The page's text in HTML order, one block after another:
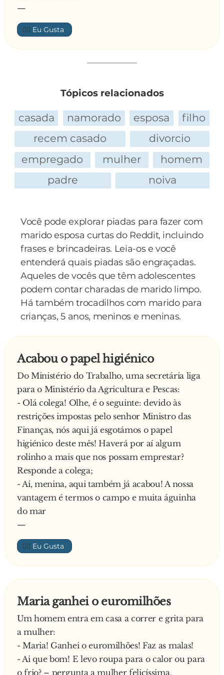
—
👍🏼
Tópicos relacionados
casada namorado esposa
filho
recem casado
divorcio
empregado
mulher
homem
padre
noiva
Você pode explorar piadas para fazer com
marido esposa curtas do Reddit, incluindo
frases e brincadeiras. Leia-os e você
entenderá quais piadas são engraçadas.
Aqueles de vocês que têm adolescentes
podem contar charadas de marido limpo.
Há também trocadilhos com marido para
crianças, 5 anos, meninos e meninas.
Acabou o papel higiénico
Do Ministério do Trabalho, uma secretária liga
para o Ministério da Agricultura e Pescas:
- Olá colega! Olhe, é o seguinte: devido às
restrições impostas pelo senhor Ministro das
Finanças, nós aqui já esgotámos o papel
higiénico deste mês! Haverá por aí algum
rolinho a mais que nos possam emprestar?
Responde a colega;
- Ai, menina, aqui também já acabou! A nossa
vantagem é termos o campo e muita águinha
do mar
—
👍🏼
Maria ganhei o euromilhões
Um homem entra em casa a correr e grita para
a mulher:
- Maria! Ganhei o euromilhões! Faz as malas!
- Ai que bom! E levo roupa para o calor ou para
o frio? – pergunta a mulher felicíssima.